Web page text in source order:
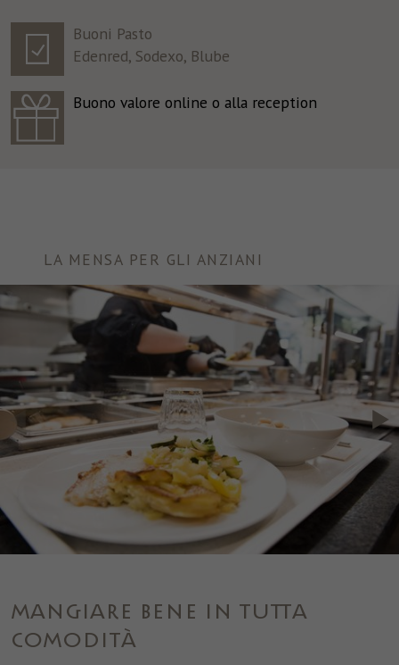
Buoni Pasto
Edenred, Sodexo, Blube
Buono valore online o alla reception
LA MENSA PER GLI ANZIANI
MANGIARE BENE IN TUTTA
COMODITÀ